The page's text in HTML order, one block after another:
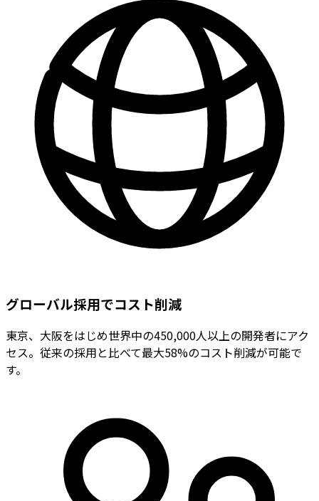
グローバル採用でコスト削減
東京、大阪をはじめ世界中の450,000人以上の開発者にアク
セス。従来の採用と比べて最大58%のコスト削減が可能で
す。